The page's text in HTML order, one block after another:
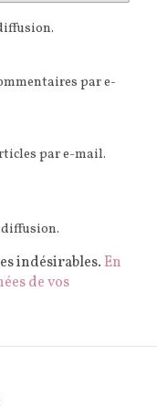
par e-
par e-mail.
indésirables. En
de vos